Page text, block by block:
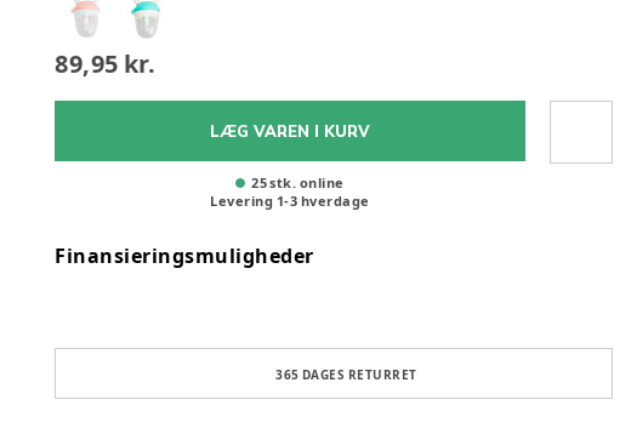
89,95 kr.
LÆG VAREN I KURV
25 stk. online
Levering 1-3 hverdage
Finansieringsmuligheder
365 DAGES RETURRET